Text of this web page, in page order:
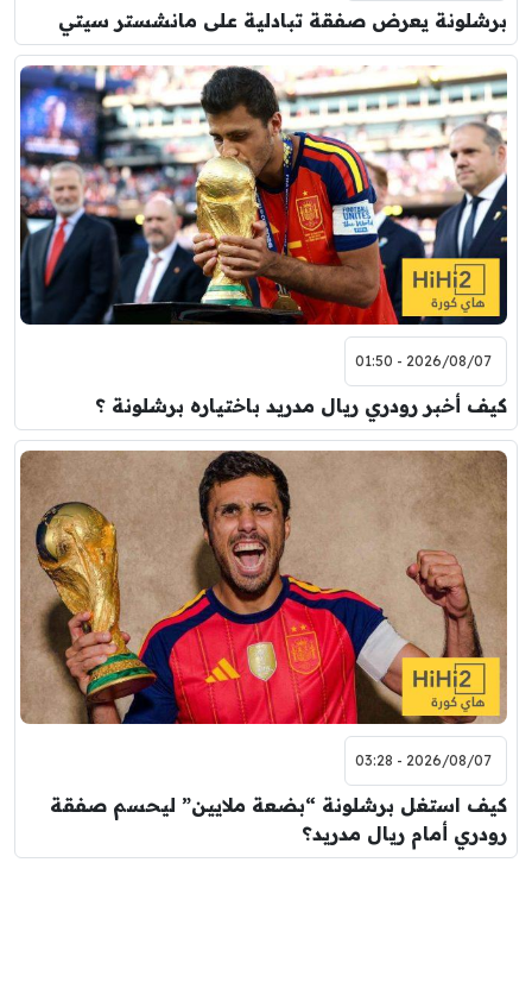
برشلونة يعرض صفقة تبادلية على مانشستر سيتي
2026/08/07 - 01:50
كيف أخبر رودري ريال مدريد باختياره برشلونة ؟
2026/08/07 - 03:28
كيف استغل برشلونة “بضعة ملايين” ليحسم صفقة
رودري أمام ريال مدريد؟